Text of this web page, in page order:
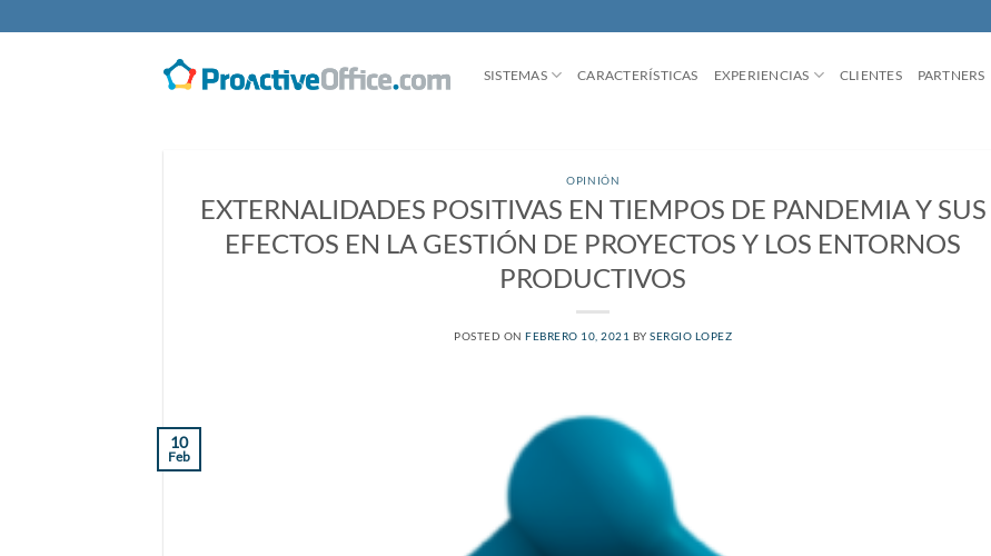
al
SISTEMAS CARACTERÍSTICAS EXPERIENCIAS CLIENTES PARTNERS
OPINIÓN
EXTERNALIDADES POSITIVAS EN TIEMPOS DE PANDEMIA Y SUS
EFECTOS EN LA GESTIÓN DE PROYECTOS Y LOS ENTORNOS
PRODUCTIVOS
POSTED ONFEBRERO 10, 2021 BYSERGIO LOPEZ
10
Feb